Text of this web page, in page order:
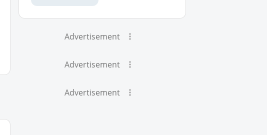
Advertisement
Advertisement
Advertisement